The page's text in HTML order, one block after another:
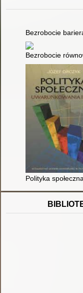
Bezrobocie
Bezrobocie
Polityka